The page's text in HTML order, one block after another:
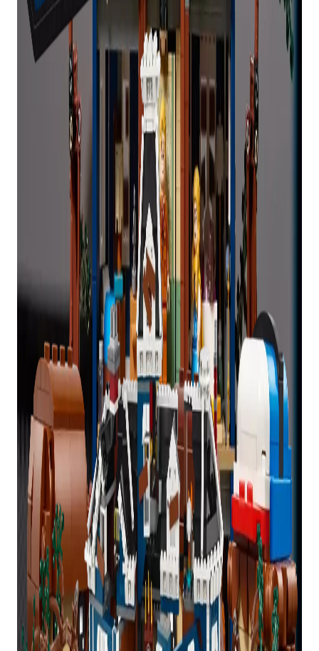
mente das pessoas”, acrescentou um terceiro. “O
referido programa não tem um set adequado há
mais de cinco anos. O referido set é lançado à
meia-noite no único dia em que 99,9 por cento da
população fica acordada depois da meia-noite.”
Então, quanto custa o conjunto LEGO e o GWP
voltará ao estoque? Descubra o que você precisa
saber abaixo.
MIKE, DUSTIN, LUCAS
E WILL FIGURES
Pedido pendente
COMO E ONDE
COMPRAR
STRANGER THINGS
CREEL HOUSE LEGO
DEFINIDO NO REINO
UNIDO
Stranger Things Creel House já está disponível
para pedidos pendentes no site da LEGO aqui.
O conjunto será enviado em 60 dias e inclui três
brindes na compra: Ano do Cavalo, Carro Vintage
Parade e Bolo de Comemoração.